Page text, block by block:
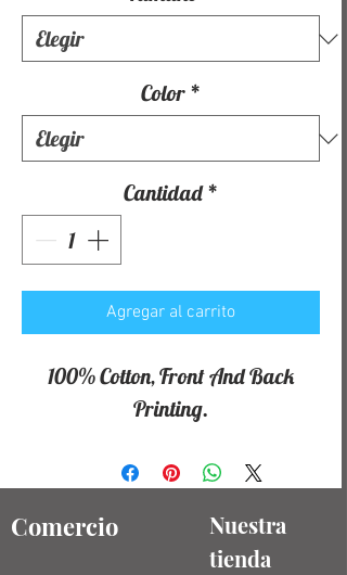
Color *
Cantidad *
Agregar al carrito
100% Cotton, Front And Back
Printing.
Comercio
Nuestra
tienda